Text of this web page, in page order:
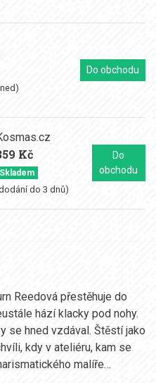
Do obchodu
Kč
Skladem
do 3 dnů)
Do
obchodu
Reedová přestěhuje do
hází klacky pod nohy.
se hned vzdával. Štěstí jako
kdy v ateliéru, kam se
malíře…